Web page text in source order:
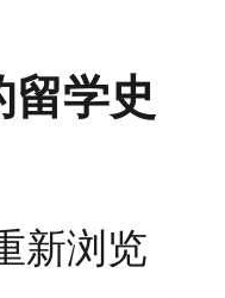
留学史
新浏览